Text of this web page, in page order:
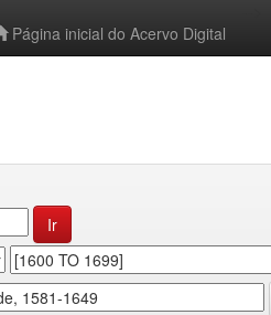
Página inicial do Acervo Digital